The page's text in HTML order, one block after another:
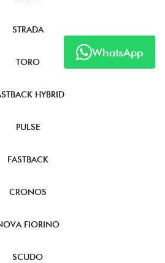
WhatsApp
TITANO
STRADA
TORO
HYBRID
PULSE
FASTBACK
CRONOS
NOVA FIORINO